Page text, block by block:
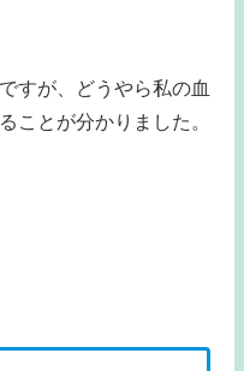
すが、どうやら私の血
ことが分かりました。